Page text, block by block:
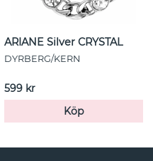
ARIANE Silver CRYSTAL
DYRBERG/KERN
599 kr
Köp